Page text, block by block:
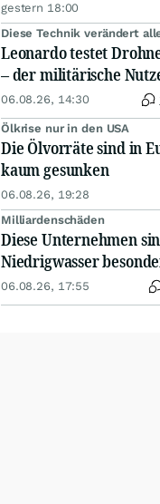
gestern 18:00
Diese Technik verändert
Leonardo testet
– der militärische
06.08.26, 14:30
Ölkrise nur in den USA
Die Ölvorräte sind in
kaum gesunken
06.08.26, 19:28
Milliardenschäden
Diese Unternehmen
Niedrigwasser
06.08.26, 17:55